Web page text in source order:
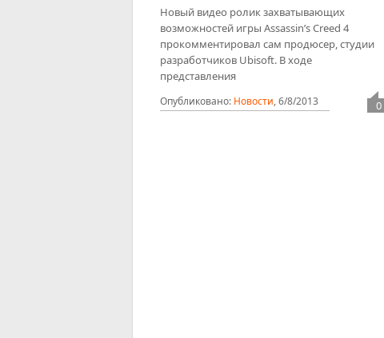
Новый видео ролик захватывающих
возможностей игры Assassin’s Creed 4
прокомментировал сам продюсер, студии
разработчиков Ubisoft. В ходе
представления
Опубликовано: Новости,6/8/2013 0